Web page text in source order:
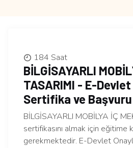
184 Saat
BİLGİSAYARLI
TASARIMI - E-Devlet
Sertifika ve Başvuru
BİLGİSAYARLI MOBİLYA İÇ
sertifikasını almak için eğitime
gerekmektedir. E-Devlet